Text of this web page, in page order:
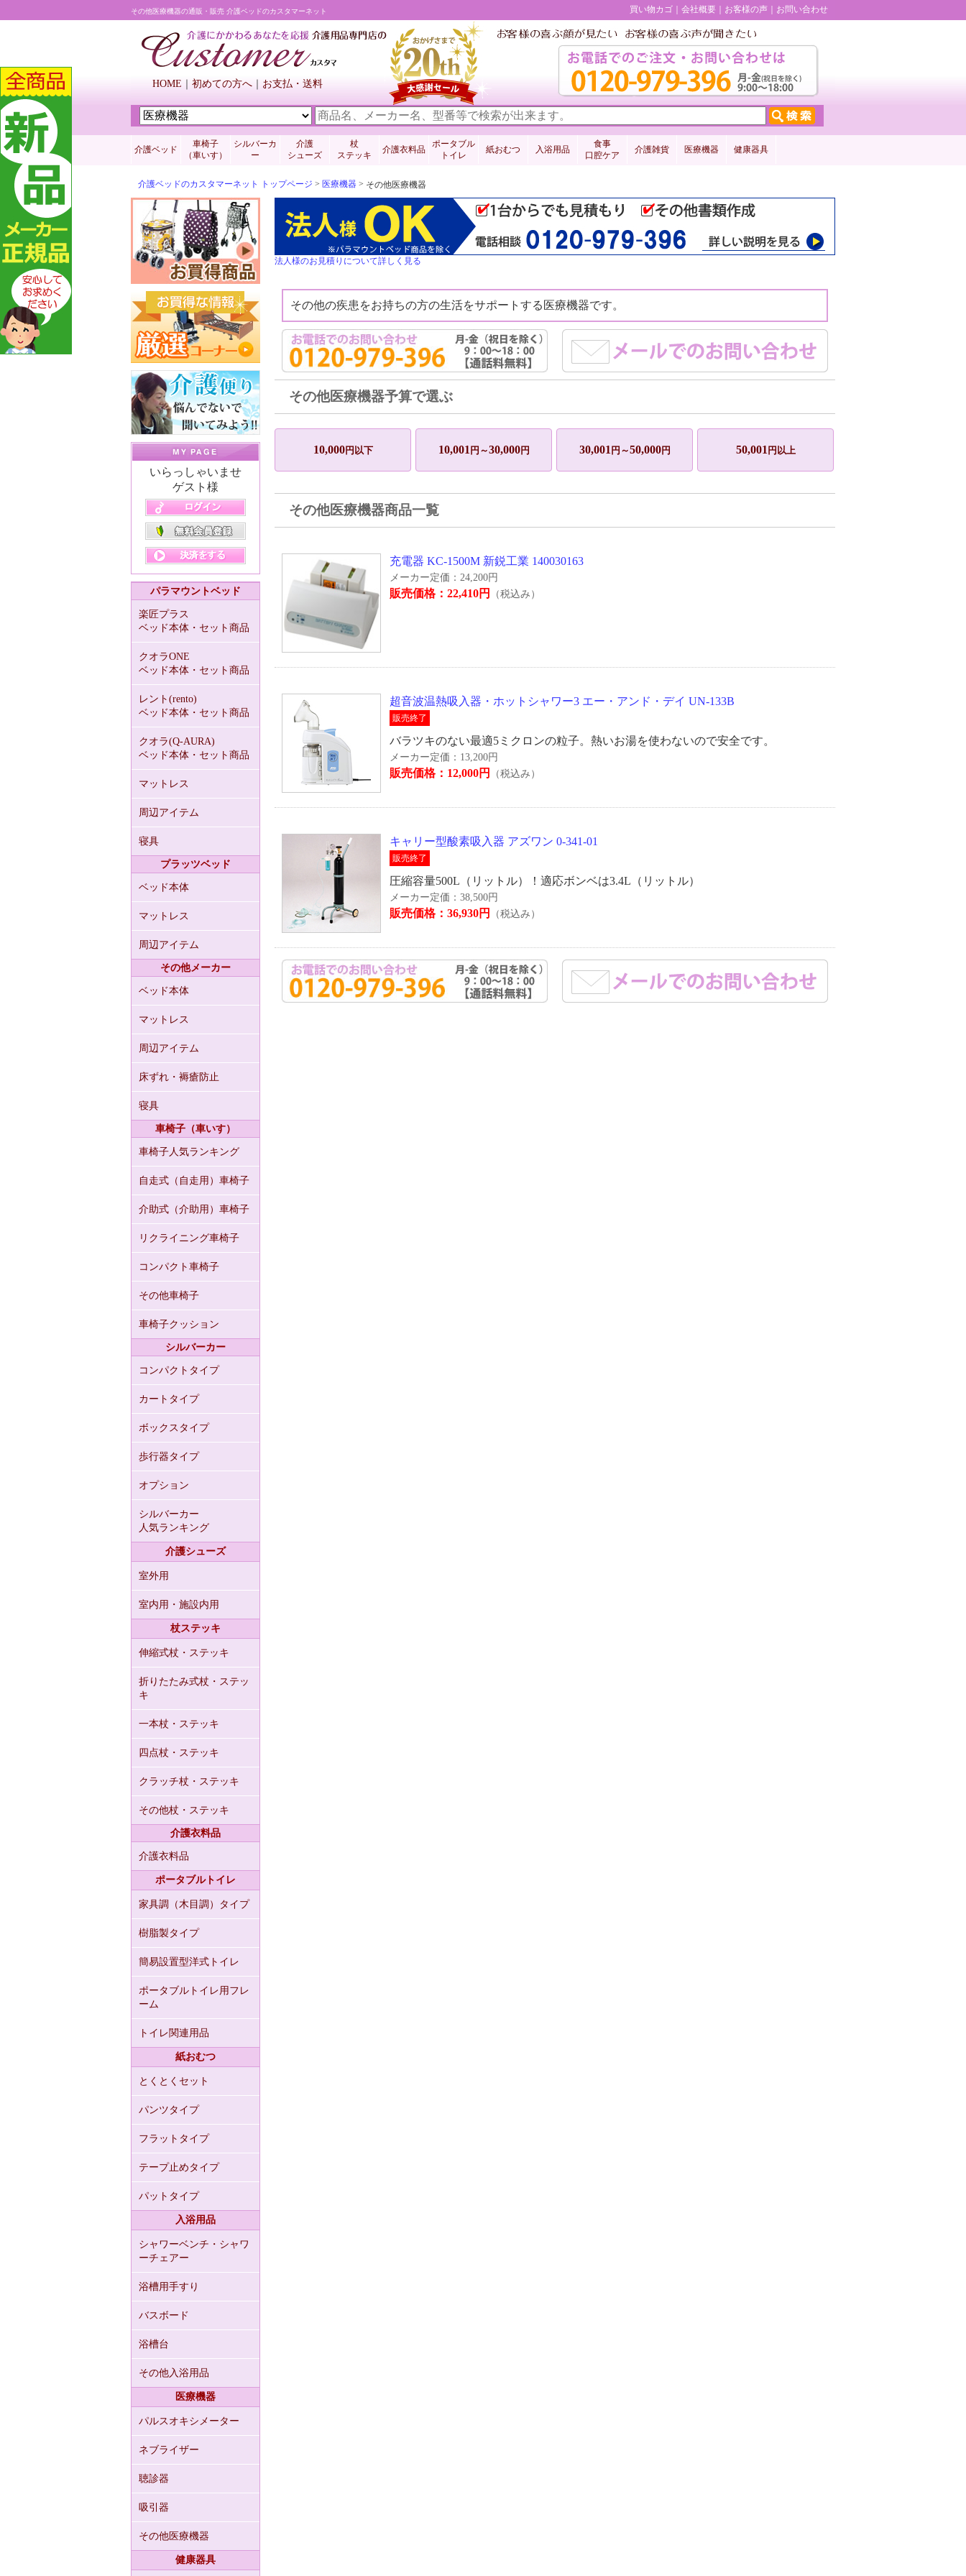
その他医療機器の通販・販売 介護ベッドのカスタマーネット 買い物カゴ 会社概要 お客様の声 お問い合わせ
HOME 初めての方へ お支払・送料
介護ベッド
車椅子
（車いす）
シルバーカ
ー
介護
シューズ
杖
ステッキ
介護衣料品
ポータブル
トイレ
紙おむつ 入浴用品
食事
口腔ケア
介護雑貨 医療機器 健康器具
介護ベッドのカスタマーネット トップページ > 医療機器 > その他医療機器
いらっしゃいませ
ゲスト様
パラマウントベッド
楽匠プラス
ベッド本体・セット商品
クオラONE
ベッド本体・セット商品
レント(rento)
ベッド本体・セット商品
クオラ(Q-AURA)
ベッド本体・セット商品
マットレス
周辺アイテム
寝具
プラッツベッド
ベッド本体
マットレス
周辺アイテム
その他メーカー
ベッド本体
マットレス
周辺アイテム
床ずれ・褥瘡防止
寝具
車椅子（車いす）
車椅子人気ランキング
自走式（自走用）車椅子
介助式（介助用）車椅子
リクライニング車椅子
コンパクト車椅子
その他車椅子
車椅子クッション
シルバーカー
コンパクトタイプ
カートタイプ
ボックスタイプ
歩行器タイプ
オプション
シルバーカー
人気ランキング
介護シューズ
室外用
室内用・施設内用
杖ステッキ
伸縮式杖・ステッキ
折りたたみ式杖・ステッ
キ
一本杖・ステッキ
四点杖・ステッキ
クラッチ杖・ステッキ
その他杖・ステッキ
介護衣料品
介護衣料品
ポータブルトイレ
家具調（木目調）タイプ
樹脂製タイプ
簡易設置型洋式トイレ
ポータブルトイレ用フレ
ーム
トイレ関連用品
紙おむつ
とくとくセット
パンツタイプ
フラットタイプ
テープ止めタイプ
パットタイプ
入浴用品
シャワーベンチ・シャワ
ーチェアー
浴槽用手すり
バスボード
浴槽台
その他入浴用品
医療機器
パルスオキシメーター
ネブライザー
聴診器
吸引器
その他医療機器
健康器具
法人様のお見積りについて詳しく見る
その他の疾患をお持ちの方の生活をサポートする医療機器です。
その他医療機器予算で選ぶ
10,000円以下 10,001円～30,000円 30,001円～50,000円 50,001円以上
その他医療機器商品一覧
充電器 KC-1500M 新鋭工業 140030163
メーカー定価：24,200円
販売価格：22,410円 （税込み）
超音波温熱吸入器・ホットシャワー3 エー・アンド・デイ UN-133B
販売終了
バラツキのない最適5ミクロンの粒子。熱いお湯を使わないので安全です。
メーカー定価：13,200円
販売価格：12,000円 （税込み）
キャリー型酸素吸入器 アズワン 0-341-01
販売終了
圧縮容量500L（リットル）！適応ボンベは3.4L（リットル）
メーカー定価：38,500円
販売価格：36,930円 （税込み）